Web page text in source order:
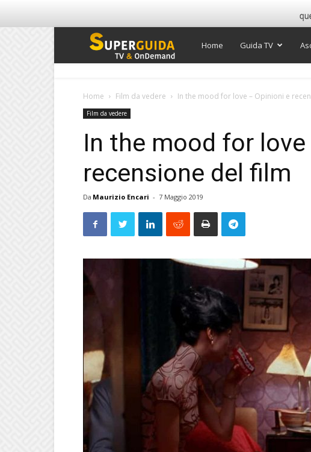
Super
Home Guida TV
Home Film da vedere In the mood for love – Opinioni e
Film da vedere
In the mood for
recensione del film
Da Maurizio Encari - 7 Maggio 2019